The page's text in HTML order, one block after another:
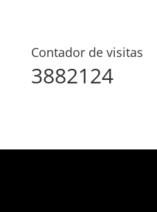
Contador de visitas
3882124